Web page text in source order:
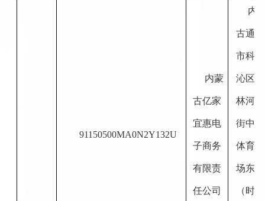
91150500MA0N2Y132U
内蒙
古亿家
宜惠电
子商务
有限责
任公司
内
古通辽
市科尔
沁区霍
林河大
街中段
体育广
场东侧
（时代